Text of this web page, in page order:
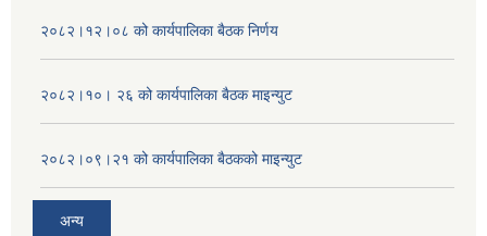
२०८२।१२।०८ को कार्यपालिका बैठक निर्णय
२०८२।१०। २६ को कार्यपालिका बैठक माइन्युट
२०८२।०९।२१ को कार्यपालिका बैठकको माइन्युट
अन्य